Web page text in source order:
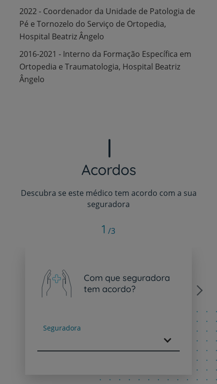
2022 - Coordenador da Unidade de Patologia de
Pé e Tornozelo do Serviço de Ortopedia,
Hospital Beatriz Ângelo
2016-2021 - Interno da Formação Específica em
Ortopedia e Traumatologia, Hospital Beatriz
Ângelo
Acordos
Descubra se este médico tem acordo com a sua
seguradora
Com que seguradora
tem acordo?
Seguradora
Next
1 /3